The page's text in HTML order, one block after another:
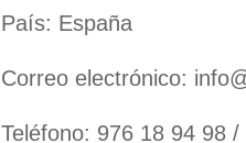
País: España
Correo electrónico:
Teléfono: 976 18 94 98